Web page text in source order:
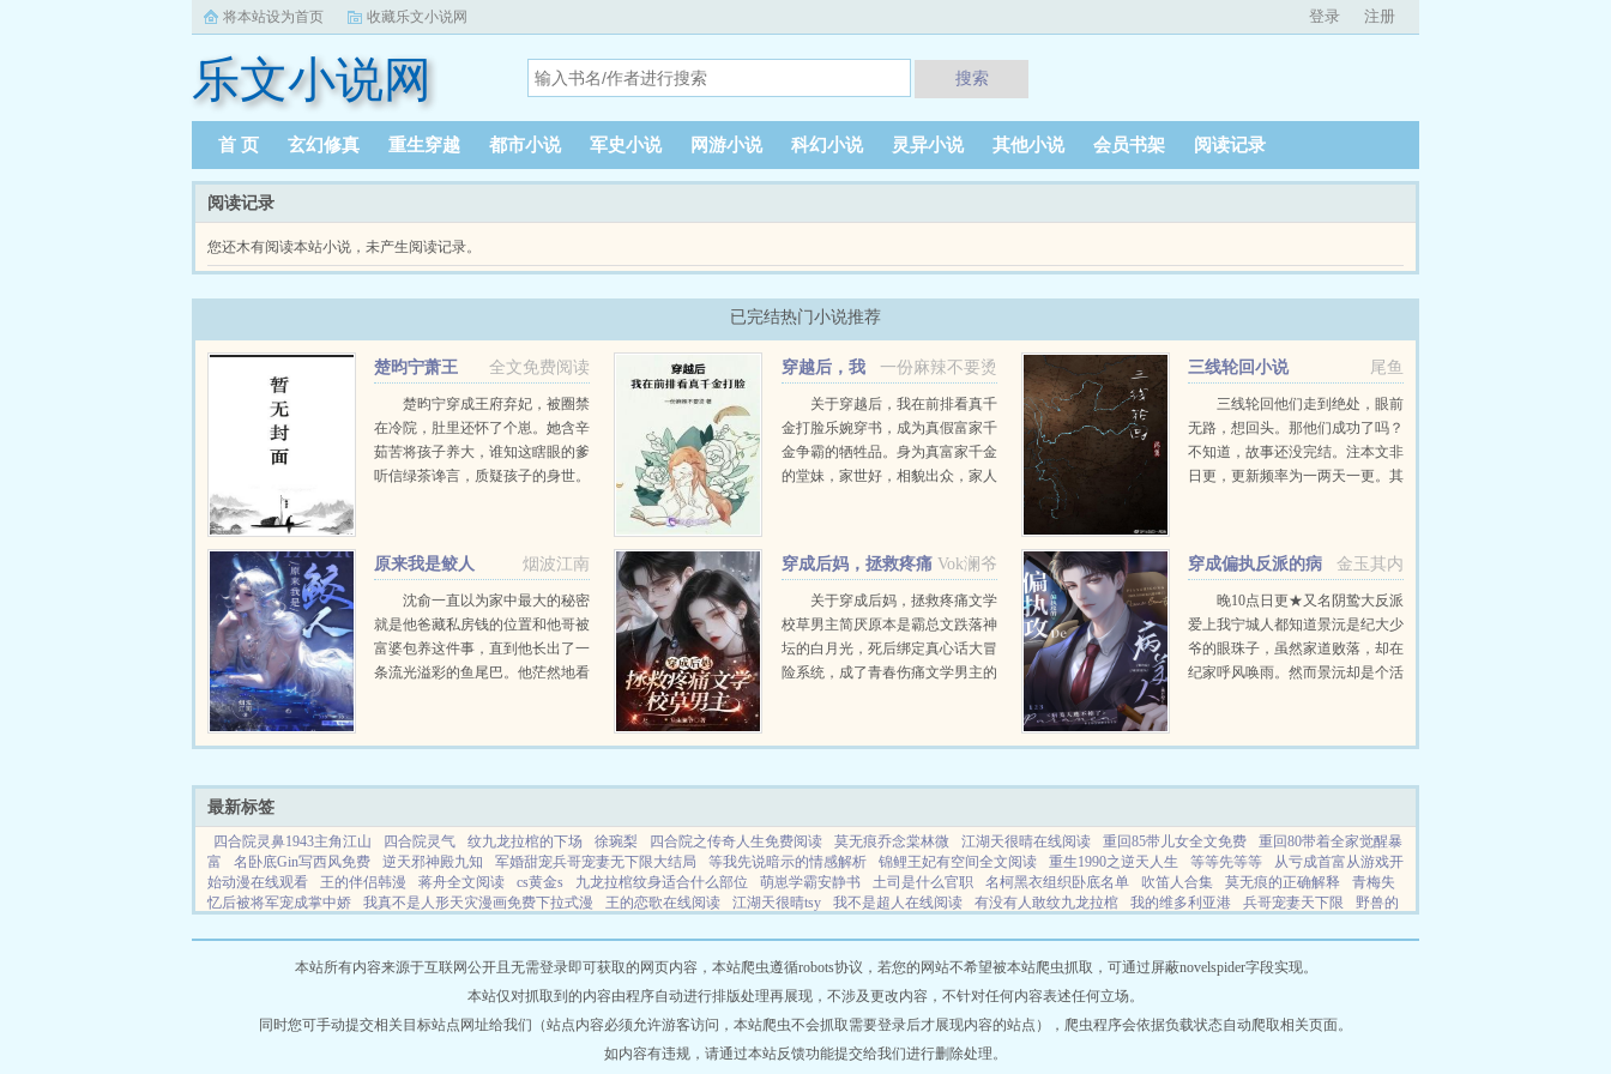
将本站设为首页 收藏乐文小说网 登录 注册
乐文小说网 搜索
首 页 玄幻修真 重生穿越 都市小说 军史小说 网游小说 科幻小说 灵异小说 其他小说 会员书架 阅读记录
阅读记录
您还木有阅读本站小说，未产生阅读记录。
已完结热门小说推荐
全文免费阅读
楚昀宁萧王
楚昀宁穿成王府弃妃，被圈禁
在冷院，肚里还怀了个崽。她含辛
茹苦将孩子养大，谁知这瞎眼的爹
听信绿茶谗言，质疑孩子的身世。
一份麻辣不要烫
穿越后，我
在前排看真千金打脸
关于穿越后，我在前排看真千
金打脸乐婉穿书，成为真假富家千
金争霸的牺牲品。身为真富家千金
的堂妹，家世好，相貌出众，家人
题是，她的未婚夫...
尾鱼
三线轮回小说
三线轮回他们走到绝处，眼前
无路，想回头。那他们成功了吗？
不知道，故事还没完结。注本文非
日更，更新频率为一两天一更。其
烟波江南
原来我是鲛人
沈俞一直以为家中最大的秘密
就是他爸藏私房钱的位置和他哥被
富婆包养这件事，直到他长出了一
条流光溢彩的鱼尾巴。他茫然地看
的？沈家最近愁死了，等了十二年
Vok澜爷
穿成后妈，拯救疼痛
文学校草男主
关于穿成后妈，拯救疼痛文学
校草男主简厌原本是霸总文跌落神
坛的白月光，死后绑定真心话大冒
险系统，成了青春伤痛文学男主的
且他爸沉迷搞钱不着家。简厌冷漠
金玉其内
穿成偏执反派的病
美人后晚10点日更★又名阴鸷大反派
爱上我宁城人都知道景沅是纪大少
爷的眼珠子，虽然家道败落，却在
纪家呼风唤雨。然而景沅却是个活
来许多人的嫉妒。纪晏...
最新标签
四合院灵鼻1943主角江山 四合院灵气 纹九龙拉棺的下场 徐琬梨 四合院之传奇人生免费阅读 莫无痕乔念棠林微 江湖天很晴在线阅读 重回85带儿女全文免费
重回80带着全家觉醒暴
富
名卧底Gin写西风免费 逆天邪神殿九知 军婚甜宠兵哥宠妻无下限大结局 等我先说暗示的情感解析 锦鲤王妃有空间全文阅读 重生1990之逆天人生 等等先等等
从亏成首富从游戏开
始动漫在线观看
王的伴侣韩漫 蒋舟全文阅读 cs黄金s 九龙拉棺纹身适合什么部位 萌崽学霸安静书 土司是什么官职 名柯黑衣组织卧底名单 吹笛人合集 莫无痕的正确解释
青梅失
忆后被将军宠成掌中娇
我真不是人形天灾漫画免费下拉式漫 王的恋歌在线阅读 江湖天很晴tsy 我不是超人在线阅读 有没有人敢纹九龙拉棺 我的维多利亚港 兵哥宠妻天下限
野兽的
谁
刀闷土司 亏成首富从游戏开始极尽升华 名卧底gin的简介 土司是什么官 四合院之传承灵泉的 纹九龙拉棺纹身的含义 天生锦鲤体质心寒不在邦公司
网站地图
本站所有内容来源于互联网公开且无需登录即可获取的网页内容，本站爬虫遵循robots协议，若您的网站不希望被本站爬虫抓取，可通过屏蔽novelspider字段实现。
本站仅对抓取到的内容由程序自动进行排版处理再展现，不涉及更改内容，不针对任何内容表述任何立场。
同时您可手动提交相关目标站点网址给我们（站点内容必须允许游客访问，本站爬虫不会抓取需要登录后才展现内容的站点），爬虫程序会依据负载状态自动爬取相关页面。
如内容有违规，请通过本站反馈功能提交给我们进行删除处理。